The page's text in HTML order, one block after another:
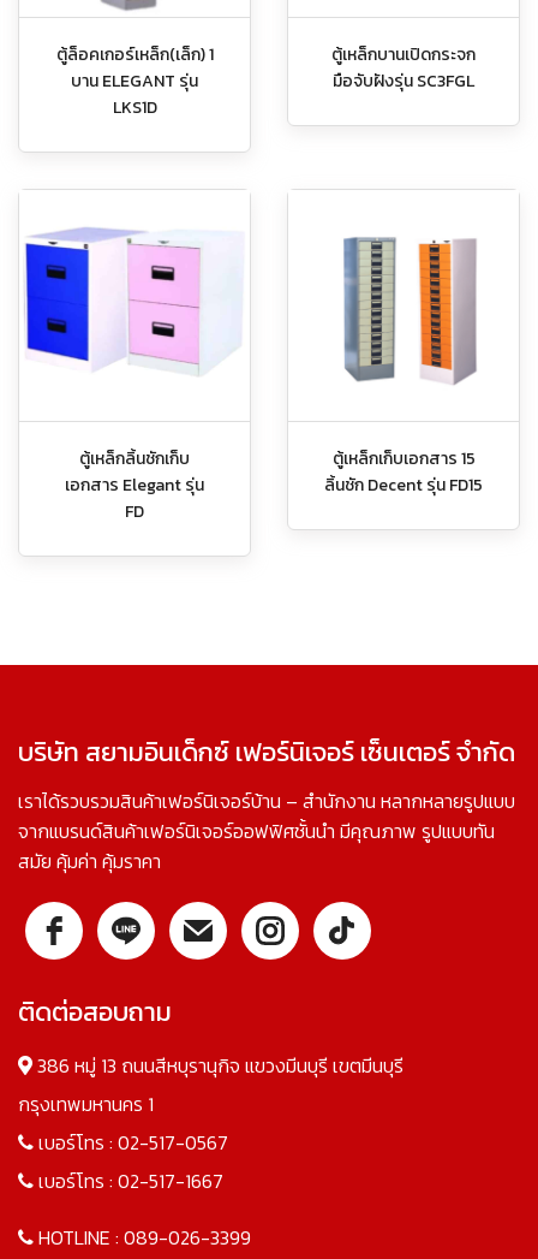
ตู้ล็อคเกอร์เหล็ก(เล็ก) 1
บาน ELEGANT รุ่น
LKS1D
ตู้เหล็กบานเปิดกระจก
มือจับฝังรุ่น SC3FGL
ตู้เหล็กลิ้นชักเก็บ
เอกสาร Elegant รุ่น
FD
ตู้เหล็กเก็บเอกสาร 15
ลิ้นชัก Decent รุ่น FD15
บริษัท สยามอินเด็กซ์ เฟอร์นิเจอร์ เซ็นเตอร์ จำกัด
เราได้รวบรวมสินค้าเฟอร์นิเจอร์บ้าน – สำนักงาน หลากหลายรูปแบบ
จากแบรนด์สินค้าเฟอร์นิเจอร์ออฟฟิศชั้นนำ มีคุณภาพ รูปแบบทัน
สมัย คุ้มค่า คุ้มราคา
ติดต่อสอบถาม
386 หมู่ 13 ถนนสีหบุรานุกิจ แขวงมีนบุรี เขตมีนบุรี
กรุงเทพมหานคร 1
เบอร์โทร : 02-517-0567
เบอร์โทร : 02-517-1667
HOTLINE : 089-026-3399